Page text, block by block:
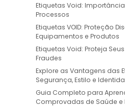
Etiquetas Void:
Processos
Etiquetas VOID: Proteção
Equipamentos e Produtos
Etiquetas Void: Proteja
Fraudes
Explore as Vantagens das
Segurança, Estilo e
Guia Completo para
Comprovadas de Saúde e